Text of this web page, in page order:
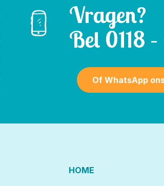
Vragen?
Bel 0118
Of WhatsApp
HOME